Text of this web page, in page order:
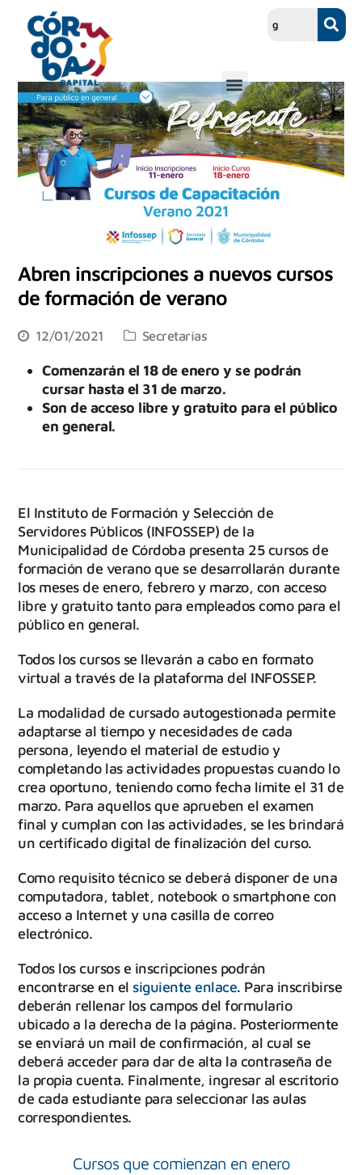
Abren inscripciones a nuevos cursos
de formación de verano
12/01/2021 Secretarías
Comenzarán el 18 de enero y se podrán
cursar hasta el 31 de marzo.
Son de acceso libre y gratuito para el público
en general.
El Instituto de Formación y Selección de
Servidores Públicos (INFOSSEP) de la
Municipalidad de Córdoba presenta 25 cursos de
formación de verano que se desarrollarán durante
los meses de enero, febrero y marzo, con acceso
libre y gratuito tanto para empleados como para el
público en general.
Todos los cursos se llevarán a cabo en formato
virtual a través de la plataforma del INFOSSEP.
La modalidad de cursado autogestionada permite
adaptarse al tiempo y necesidades de cada
persona, leyendo el material de estudio y
completando las actividades propuestas cuando lo
crea oportuno, teniendo como fecha límite el 31 de
marzo. Para aquellos que aprueben el examen
final y cumplan con las actividades, se les brindará
un certificado digital de finalización del curso.
Como requisito técnico se deberá disponer de una
computadora, tablet, notebook o smartphone con
acceso a Internet y una casilla de correo
electrónico.
Todos los cursos e inscripciones podrán
encontrarse en el siguiente enlace. Para inscribirse
deberán rellenar los campos del formulario
ubicado a la derecha de la página. Posteriormente
se enviará un mail de confirmación, al cual se
deberá acceder para dar de alta la contraseña de
la propia cuenta. Finalmente, ingresar al escritorio
de cada estudiante para seleccionar las aulas
correspondientes.
Cursos que comienzan en enero